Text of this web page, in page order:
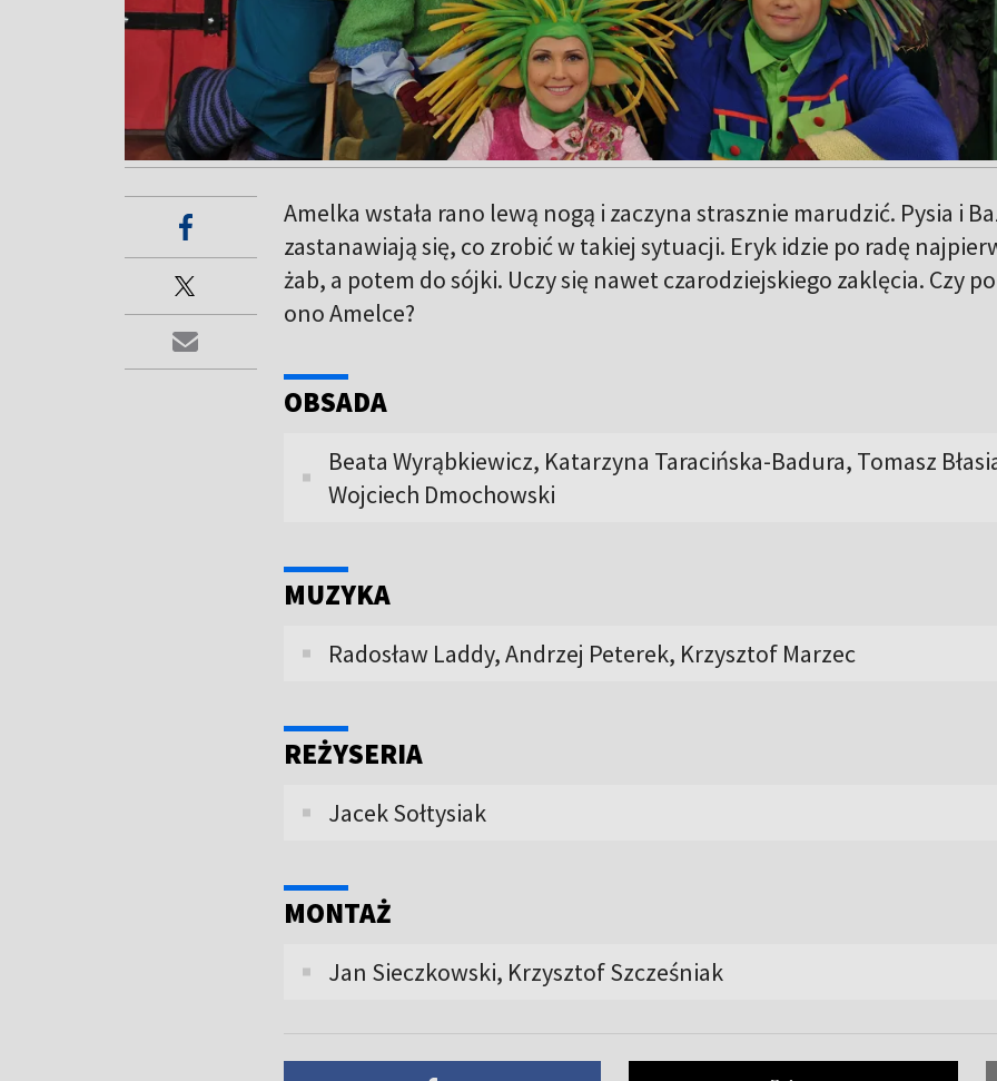
Amelka wstała rano lewą nogą i zaczyna strasznie marudzić. Pysia i
zastanawiają się, co zrobić w takiej sytuacji. Eryk idzie po radę
żab, a potem do sójki. Uczy się nawet czarodziejskiego zaklęcia. Czy
ono Amelce?
OBSADA
Beata Wyrąbkiewicz, Katarzyna Taracińska-Badura, Tomasz
Wojciech Dmochowski
MUZYKA
Radosław Laddy, Andrzej Peterek, Krzysztof Marzec
REŻYSERIA
Jacek Sołtysiak
MONTAŻ
Jan Sieczkowski, Krzysztof Szcześniak